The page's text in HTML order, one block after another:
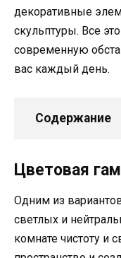
декоративные
скульптуры. Все
современную
вас каждый день.
Содержание
Цветовая
Одним из
светлых и
комнате чистоту и